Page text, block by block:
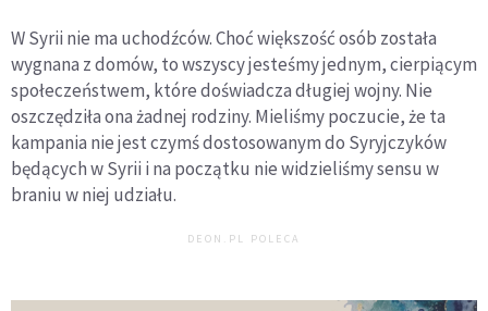
W Syrii nie ma uchodźców. Choć większość osób została
wygnana z domów, to wszyscy jesteśmy jednym, cierpiącym
społeczeństwem, które doświadcza długiej wojny. Nie
oszczędziła ona żadnej rodziny. Mieliśmy poczucie, że ta
kampania nie jest czymś dostosowanym do Syryjczyków
będących w Syrii i na początku nie widzieliśmy sensu w
braniu w niej udziału.
DEON.PL POLECA